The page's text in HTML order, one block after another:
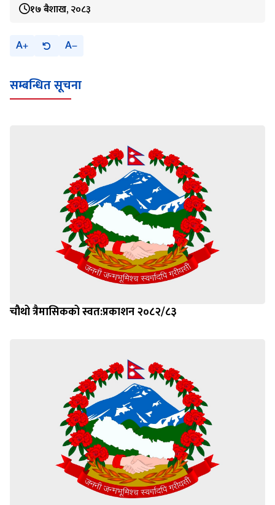
१७ बैशाख, २०८३
A A
सम्बन्धित सूचना
चौथो त्रैमासिकको स्वत:प्रकाशन २०८२/८३